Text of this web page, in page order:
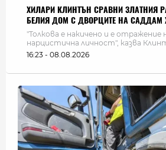
ХИЛАРИ КЛИНТЪН СРАВНИ ЗЛАТНИЯ
БЕЛИЯ ДОМ С ДВОРЦИТЕ НА САДДАМ
"Толкова е накичено и е отражение
нарцистична личност", казва
16:23 - 08.08.2026